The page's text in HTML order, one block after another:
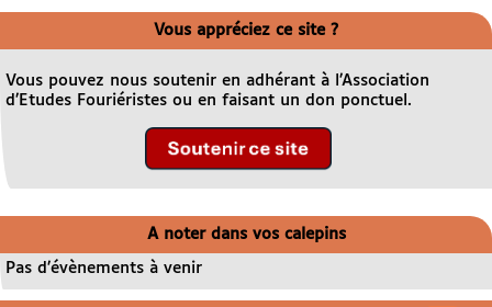
Vous appréciez ce site ?
Vous pouvez nous soutenir en adhérant à l’Association
d’Etudes Fouriéristes ou en faisant un don ponctuel.
A noter dans vos calepins
Pas d’évènements à venir